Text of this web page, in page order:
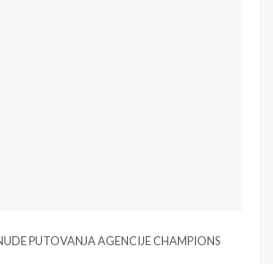
PUTOVANJA AGENCIJE CHAMPIONS